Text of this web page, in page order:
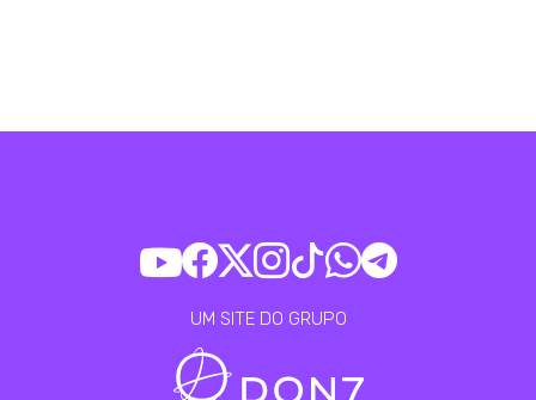
UM SITE DO GRUPO